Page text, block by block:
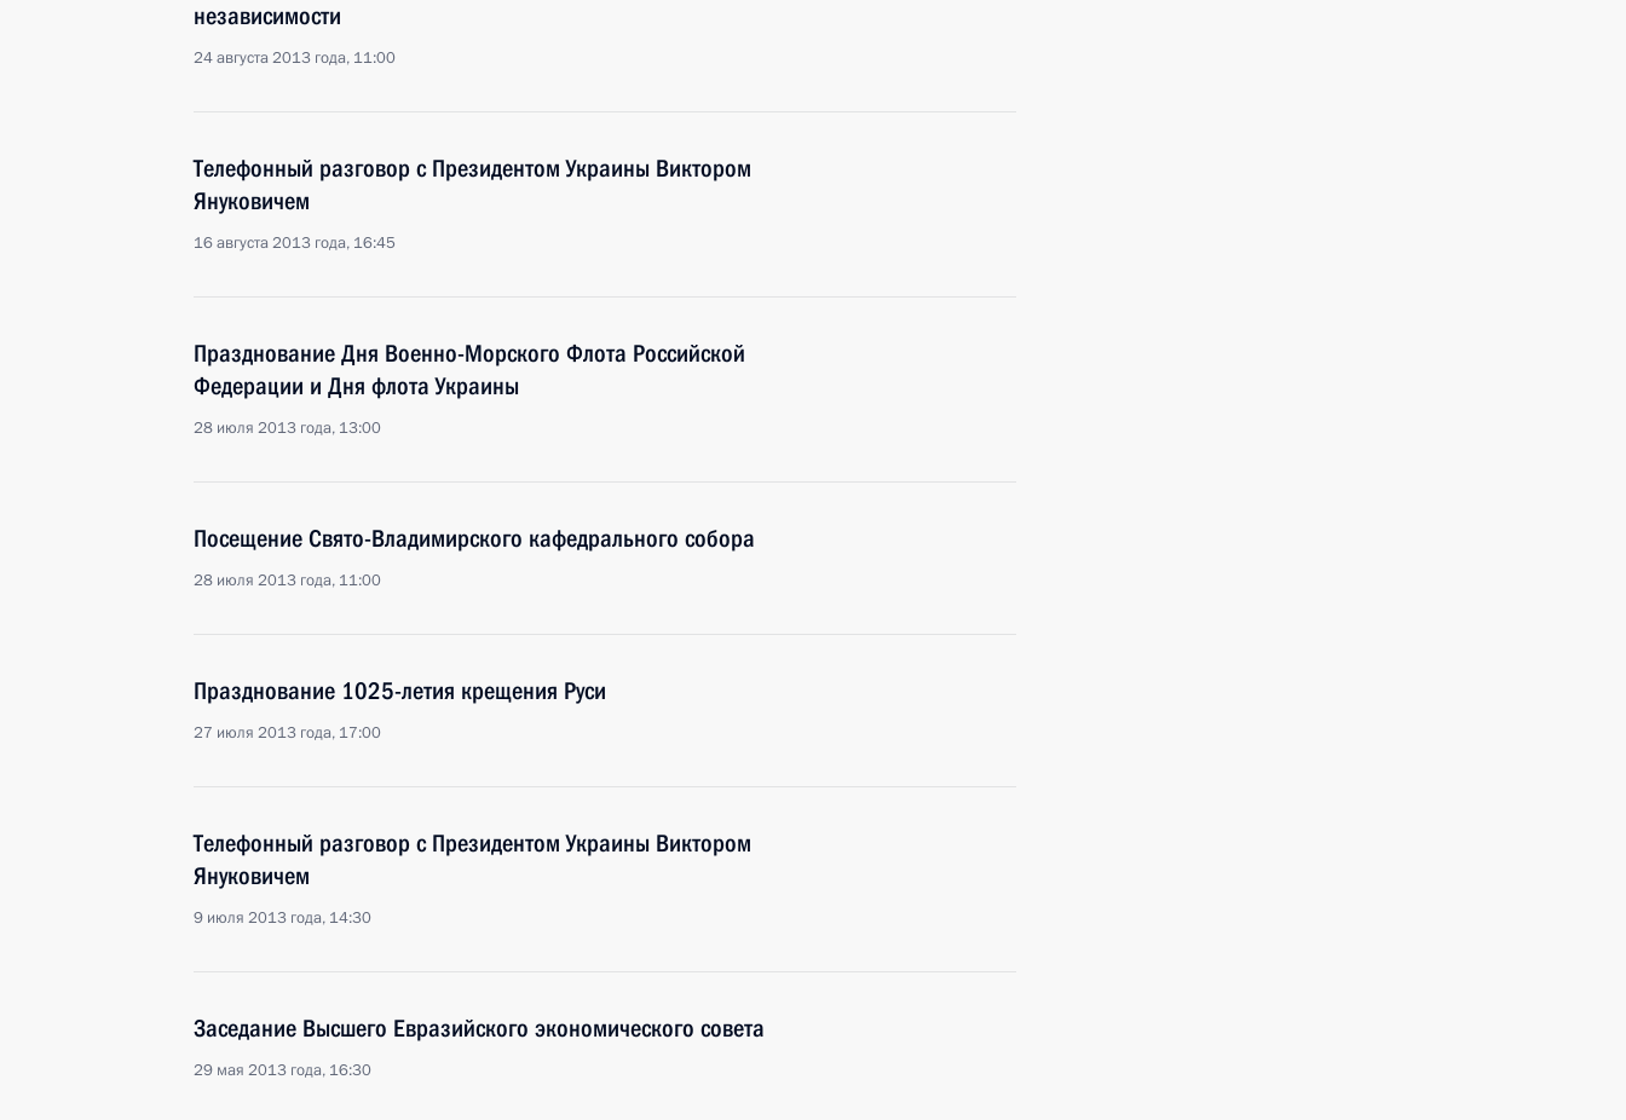
независимости
24 августа 2013 года, 11:00
Телефонный разговор с Президентом Украины Виктором
Януковичем
16 августа 2013 года, 16:45
Празднование Дня Военно-Морского Флота Российской
Федерации и Дня флота Украины
28 июля 2013 года, 13:00
Посещение Свято-Владимирского кафедрального собора
28 июля 2013 года, 11:00
Празднование 1025-летия крещения Руси
27 июля 2013 года, 17:00
Телефонный разговор с Президентом Украины Виктором
Януковичем
9 июля 2013 года, 14:30
Заседание Высшего Евразийского экономического совета
29 мая 2013 года, 16:30